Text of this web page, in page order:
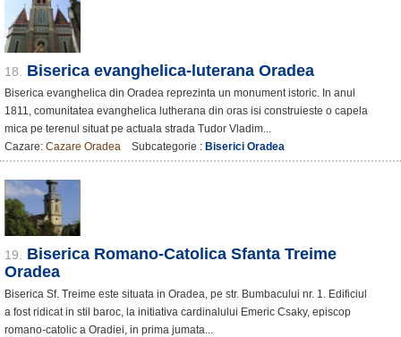
18. Biserica evanghelica-luterana Oradea
Biserica evanghelica din Oradea reprezinta un monument istoric. In anul
1811, comunitatea evanghelica lutherana din oras isi construieste o capela
mica pe terenul situat pe actuala strada Tudor Vladim...
Cazare: Cazare Oradea Subcategorie : Biserici Oradea
19. Biserica Romano-Catolica Sfanta Treime
Oradea
Biserica Sf. Treime este situata in Oradea, pe str. Bumbacului nr. 1. Edificiul
a fost ridicat in stil baroc, la initiativa cardinalului Emeric Csaky, episcop
romano-catolic a Oradiei, in prima jumata...